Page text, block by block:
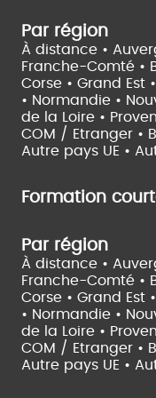
Par région
À distance •
Franche-Comté •
Corse • Grand Est •
• Normandie •
de la Loire •
COM / Etranger •
Autre pays UE •
Formation
Par région
À distance •
Franche-Comté •
Corse • Grand Est •
• Normandie •
de la Loire •
COM / Etranger •
Autre pays UE •